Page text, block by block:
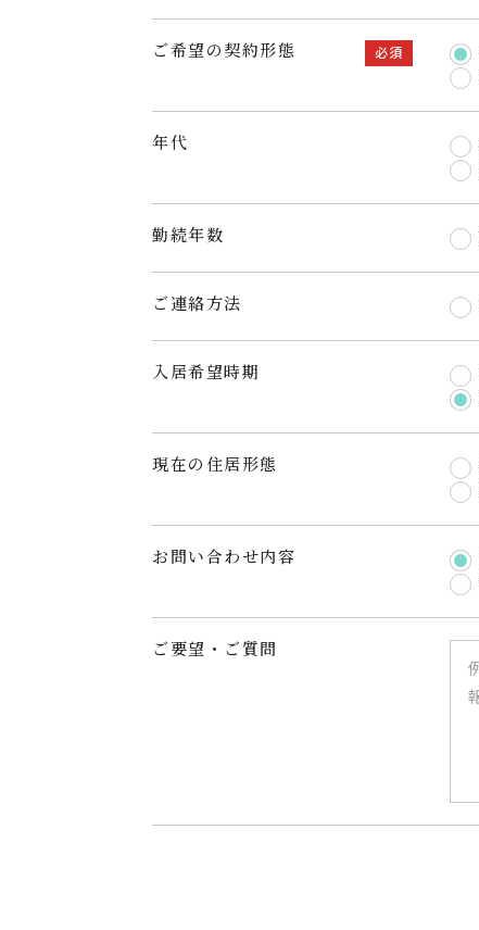
ご希望の契約形態 必須
年代
勤続年数
ご連絡方法
入居希望時期
現在の住居形態
お問い合わせ内容
ご要望・ご質問